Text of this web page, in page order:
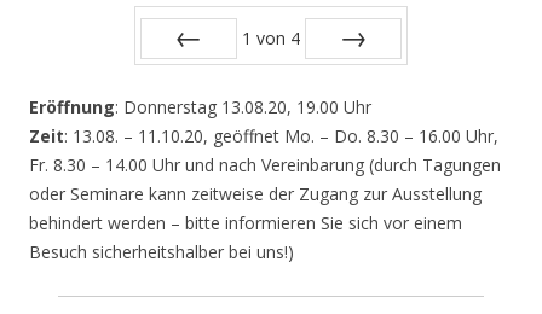
1 von 4
Eröffnung: Donnerstag 13.08.20, 19.00 Uhr
Zeit: 13.08. – 11.10.20, geöffnet Mo. – Do. 8.30 – 16.00 Uhr,
Fr. 8.30 – 14.00 Uhr und nach Vereinbarung (durch Tagungen
oder Seminare kann zeitweise der Zugang zur Ausstellung
behindert werden – bitte informieren Sie sich vor einem
Besuch sicherheitshalber bei uns!)